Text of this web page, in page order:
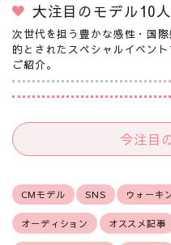
大注目のモデル10人
次世代を担う豊かな感性・国
的とされたスペシャルイベン
ご紹介。
今注目
CMモデル SNS ウォーキ
オーディション オススメ記事